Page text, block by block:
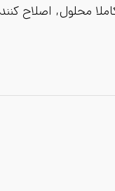
محلول, اصلاح